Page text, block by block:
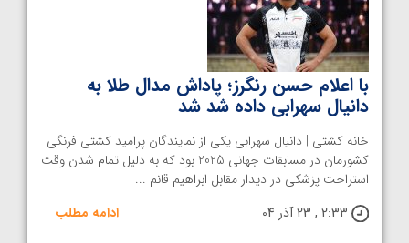
با اعلام حسن رنگرز؛ پاداش مدال طلا به
دانیال سهرابی داده شد شد
خانه کشتی | دانیال سهرابی یکی از نمایندگان پرامید کشتی فرنگی
کشورمان در مسابقات جهانی 2025 بود که به دلیل تمام شدن وقت
استراحت پزشکی در دیدار مقابل ابراهیم قانم ...
2:33 , 23 آذر 04
ادامه مطلب